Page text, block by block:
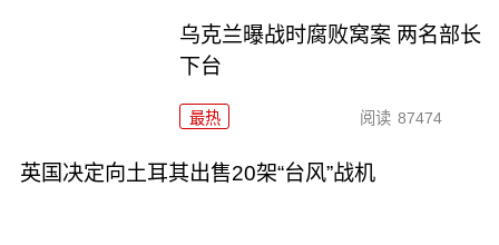
乌克兰曝战时腐败窝案 两名部长
下台
最热 阅读 87474
英国决定向土耳其出售20架“台风”战机